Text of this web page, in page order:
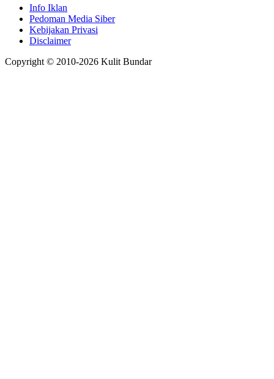
Info Iklan
Pedoman Media Siber
Kebijakan Privasi
Disclaimer
Copyright © 2010-2026 Kulit Bundar